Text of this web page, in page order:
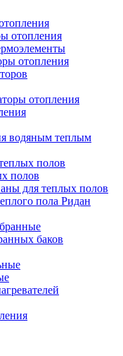
отопления
отопления
отопления
водяным теплым
полов
полов
для теплых полов
пола Ридан
баков